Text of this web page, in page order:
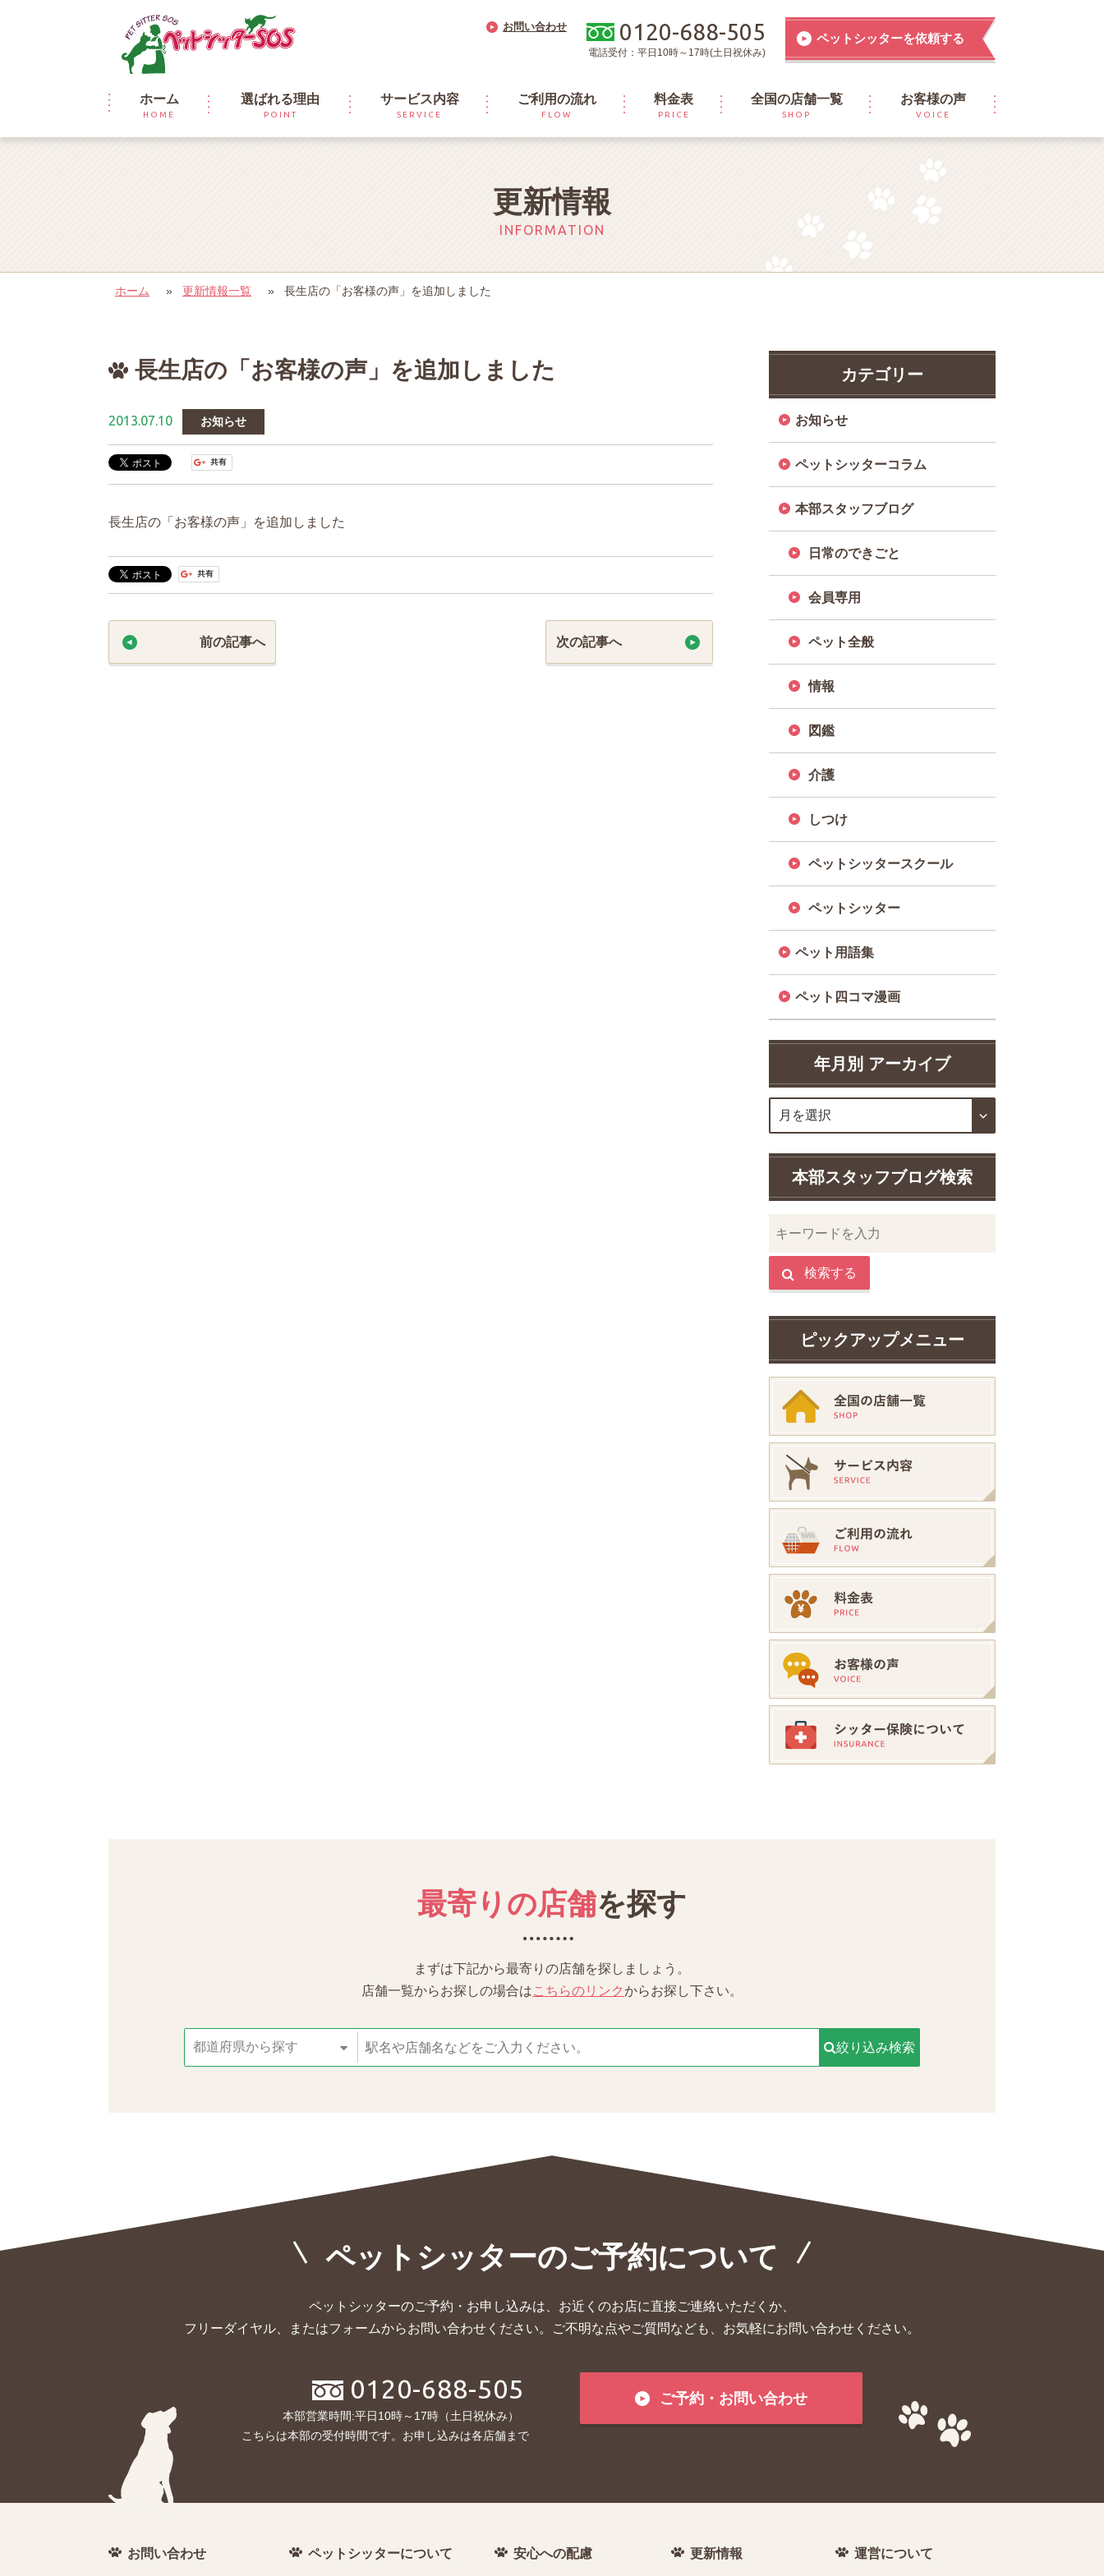
お問い合わせ 0120-688-505
電話受付：平日10時～17時(土日祝休み)
ペットシッターを依頼する
ホーム
HOME
選ばれる理由
POINT
サービス内容
SERVICE
ご利用の流れ
FLOW
料金表
PRICE
全国の店舗一覧
SHOP
お客様の声
VOICE
更新情報
INFORMATION
ホーム » 更新情報一覧 » 長生店の「お客様の声」を追加しました
長生店の「お客様の声」を追加しました
2013.07.10 お知らせ
長生店の「お客様の声」を追加しました
前の記事へ 次の記事へ
カテゴリー
お知らせ
ペットシッターコラム
本部スタッフブログ
日常のできごと
会員専用
ペット全般
情報
図鑑
介護
しつけ
ペットシッタースクール
ペットシッター
ペット用語集
ペット四コマ漫画
年月別 アーカイブ
本部スタッフブログ検索
検索する
ピックアップメニュー
最寄りの店舗を探す
まずは下記から最寄りの店舗を探しましょう。
店舗一覧からお探しの場合はこちらのリンクからお探し下さい。
絞り込み検索
ペットシッターのご予約について
ペットシッターのご予約・お申し込みは、お近くのお店に直接ご連絡いただくか、
フリーダイヤル、またはフォームからお問い合わせください。ご不明な点やご質問なども、お気軽にお問い合わせください。
0120-688-505
本部営業時間:平日10時～17時（土日祝休み）
こちらは本部の受付時間です。お申し込みは各店舗まで
ご予約・お問い合わせ
お問い合わせ ペットシッターについて 安心への配慮 更新情報 運営について